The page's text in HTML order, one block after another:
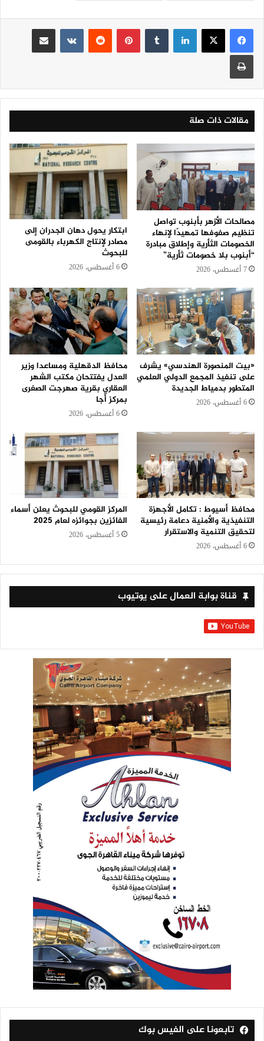
لينكدإن بينتيريست
مقالات ذات صلة
مصالحات الأزهر بأبنوب تواصل
تنظيم صفوفها تمهيدًا لإنهاء
الخصومات الثأرية وإطلاق مبادرة
“أبنوب بلا خصومات ثأرية”
7 أغسطس، 2026
ابتكار يحول دهان الجدران إلى
مصادر لإنتاج الكهرباء بالقومى
للبحوث
6 أغسطس، 2026
«بيت المنصورة الهندسي» يشرف
على تنفيذ المجمع الدولي العلمي
المتطور بدمياط الجديدة
6 أغسطس، 2026
محافظ الدقهلية ومساعدا وزير
العدل يفتتحان مكتب الشهر
العقاري بقرية صهرجت الصغرى
بمركز أجا
6 أغسطس، 2026
محافظ أسيوط : تكامل الأجهزة
التنفيذية والأمنية دعامة رئيسية
لتحقيق التنمية والاستقرار
6 أغسطس، 2026
المركز القومي للبحوث يعلن أسماء
الفائزين بجوائزه لعام 2025
5 أغسطس، 2026
قناة بوابة العمال على يوتيوب
تابعونا على الفيس بوك